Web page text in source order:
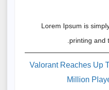
Lorem Ipsum is
printing and
Valorant Reaches Up
Million